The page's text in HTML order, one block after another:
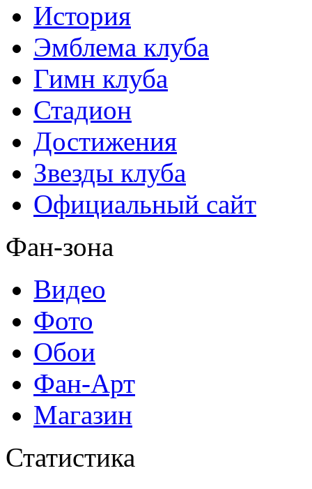
История
Эмблема клуба
Гимн клуба
Стадион
Достижения
Звезды клуба
Официальный сайт
Фан-зона
Видео
Фото
Обои
Фан-Арт
Магазин
Статистика